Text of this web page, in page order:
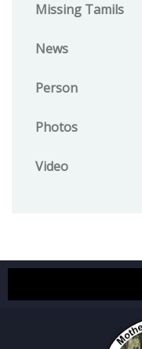
Missing Tamils
News
Person
Photos
Video